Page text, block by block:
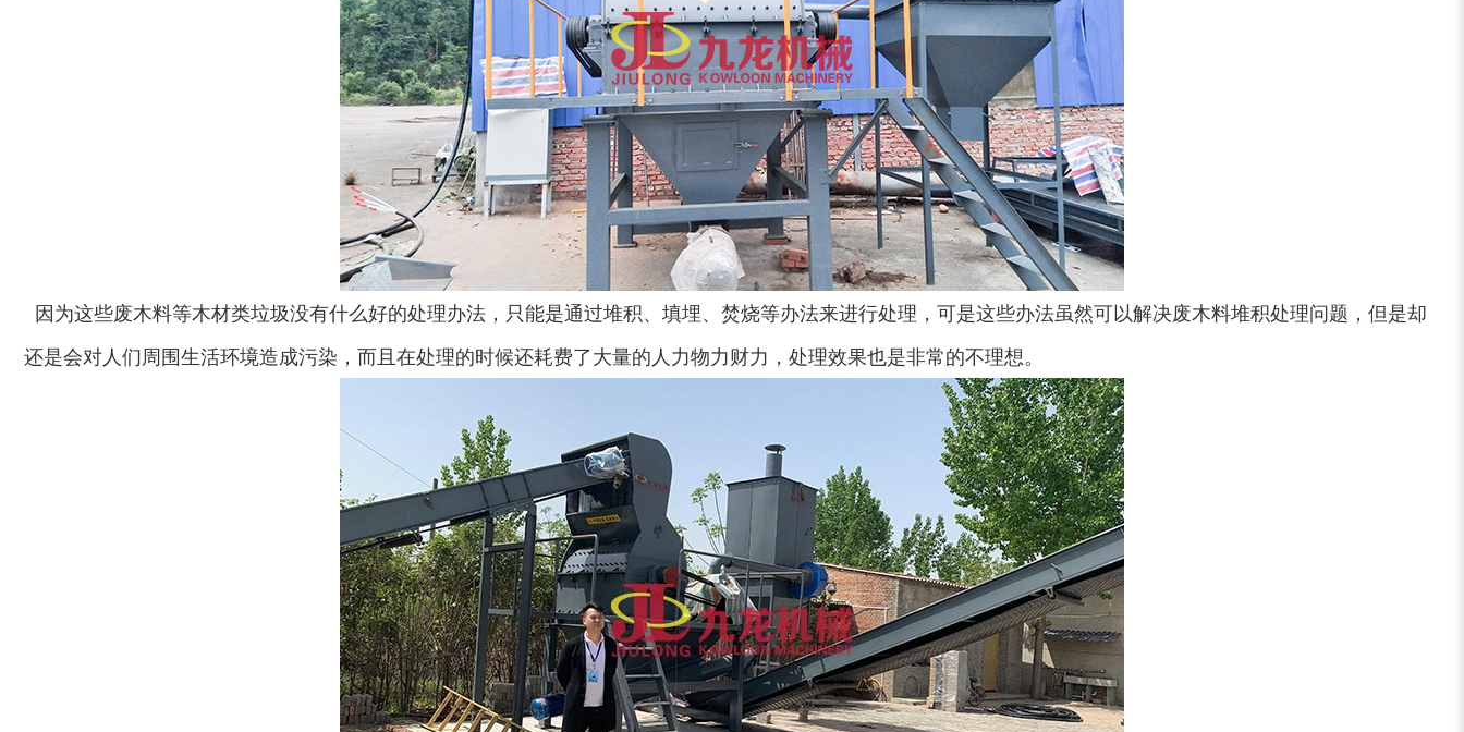
因为这些废木料等木材类垃圾没有什么好的处理办法，只能是通过堆积、填埋、焚烧等办法来进行处理，可是这些办法虽然可以解决废木料堆积处理问题，但是却
还是会对人们周围生活环境造成污染，而且在处理的时候还耗费了大量的人力物力财力，处理效果也是非常的不理想。